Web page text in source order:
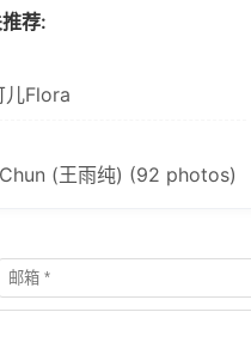
荐:
Flora
(王雨纯) (92 photos)